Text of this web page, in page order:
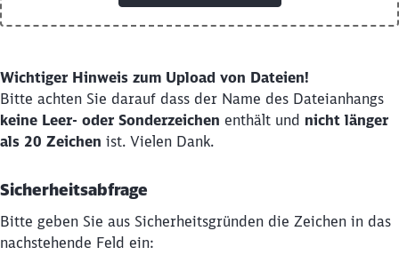
Wichtiger Hinweis zum Upload von Dateien!
Bitte achten Sie darauf dass der Name des Dateianhangs
keine Leer- oder Sonderzeichen enthält und nicht länger
als 20 Zeichen ist. Vielen Dank.
Sicherheitsabfrage
Bitte geben Sie aus Sicherheitsgründen die Zeichen in das
nachstehende Feld ein: